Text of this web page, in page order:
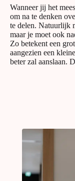
deal die je hebt
voor jou als
nieuwswaarde.
Wanneer jij het
om na te denken
te delen. Natuurlijk
maar je moet ook
Zo betekent een
aangezien een
beter zal aanslaan.